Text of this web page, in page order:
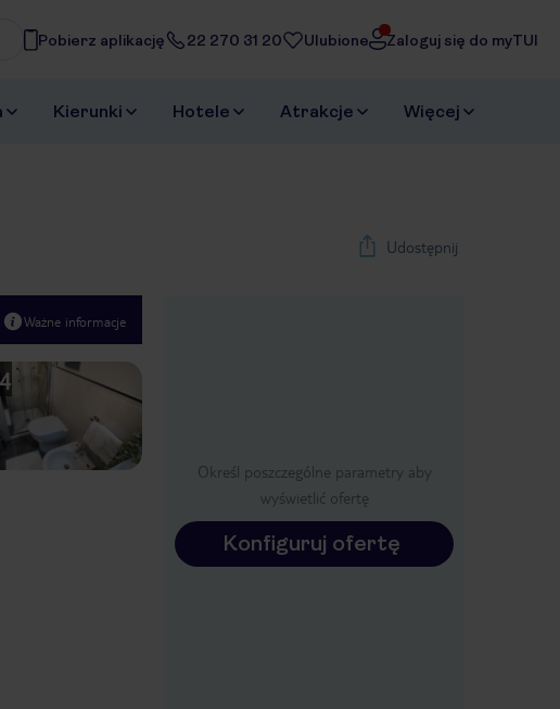
Pobierz aplikację 22 270 31 20 Ulubione Zaloguj się do myTUI
Kierunki Hotele Atrakcje Więcej
Udostępnij
Określ poszczególne parametry aby
wyświetlić ofertę
Konfiguruj ofertę
Ważne informacje
1/ 110